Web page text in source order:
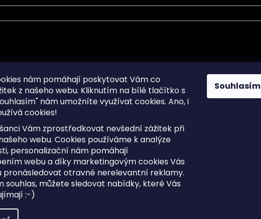
nám pomáhají poskytovat Vám co
z našeho webu. Kliknutím na bílé tlačítko s
nám umožníte využívat cookies. Ano, i
cookies!
Vám zprostředkovat nevšední zážitek při
webu. Cookies používáme k analýze
personalizační nám pomáhají
webu a díky marketingovým cookies Vás
pronásledovat otravné nerelevantní reklamy.
souhlas, můžete sledovat nabídky, které Vás
:-)
Souhlasím
osobních údajů
dotazy
cookies
Sitemap
Doprava a Platba
Postup vrácení zboží ve 30 denní
lhůtě
Obchodní podmínky
Upravit nastavení cookies